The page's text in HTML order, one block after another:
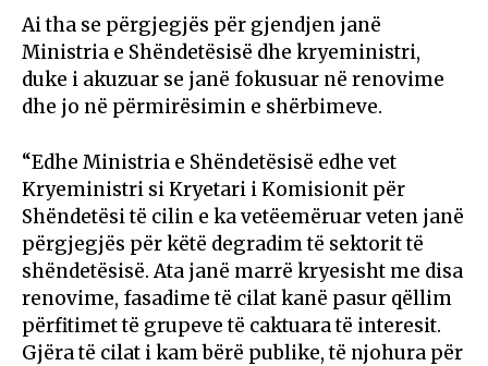
Ai tha se përgjegjës për gjendjen janë
Ministria e Shëndetësisë dhe kryeministri,
duke i akuzuar se janë fokusuar në renovime
dhe jo në përmirësimin e shërbimeve.
“Edhe Ministria e Shëndetësisë edhe vet
Kryeministri si Kryetari i Komisionit për
Shëndetësi të cilin e ka vetëemëruar veten janë
përgjegjës për këtë degradim të sektorit të
shëndetësisë. Ata janë marrë kryesisht me disa
renovime, fasadime të cilat kanë pasur qëllim
përfitimet të grupeve të caktuara të interesit.
Gjëra të cilat i kam bërë publike, të njohura për